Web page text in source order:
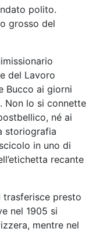
polito.
grosso del
del Lavoro
Bucco ai giorni
Non lo si connette
né ai
storiografia
in uno di
recante
trasferisce presto
nel 1905 si
mentre nel